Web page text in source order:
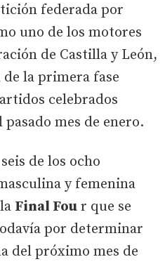
federada por
uno de los motores
de Castilla y León,
la primera fase
celebrados
mes de enero.
de los ocho
y femenina
Final Fou r que se
por determinar
del próximo mes de